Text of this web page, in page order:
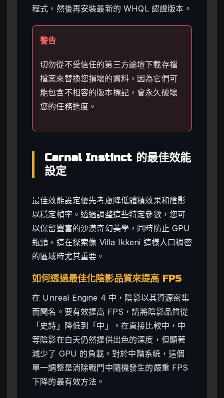
程式，然後再安裝最新的 WHQL 認證版本。
警告
切勿從不受信任的第三方論壇下載存檔
檔案來替換您損壞的資料，因為它們可
能包含不相容的版本標記，會永久破壞
您的任務進度。
Carnal Instinct 的最佳效能
設定
最佳效能設定優先考慮降低體積效果和陰影
以穩定幀率。透過調整這些特定參數，您可
以保留豐富的沙漠奇幻美學，同時防止 GPU
瓶頸。這在探索像 Villa Ikkeni 這樣人口稠密
的區域時尤其重要。
如何透過最佳化陰影品質來提高 FPS
在 Unreal Engine 4 中，陰影以其資源密集
而聞名。要有效提高 FPS，請將陰影品質從
「史詩」降低到「中」。在直接比較中，中
等陰影在白天仍然提供出色的深度，但顯著
減少了 GPU 的負載。對於中階系統，這個
單一調整是消除戰鬥中隨機發生的嚴重 FPS
下降的最有效方法。